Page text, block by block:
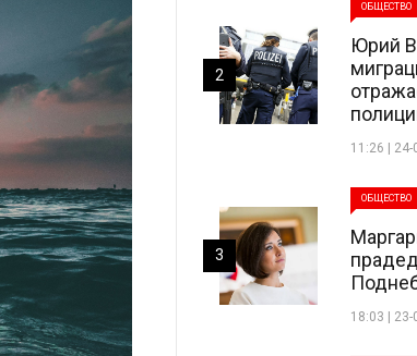
ОБЩЕСТВО
Юрий
11:26 | 24-
2
ОБЩЕСТВО
18:03 | 23-
3